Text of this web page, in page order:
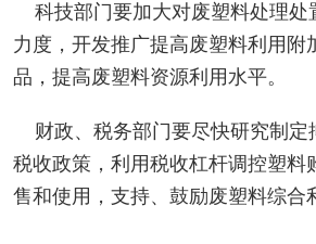
科技部门要加大对废塑料处理处
力度，开发推广提高废塑料利用附
品，提高废塑料资源利用水平。
财政、税务部门要尽快研究制定
税收政策，利用税收杠杆调控塑料
售和使用，支持、鼓励废塑料综合